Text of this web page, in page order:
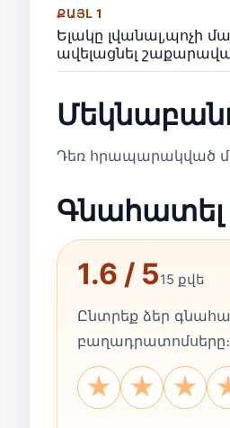
ՔԱՅԼ 1
Ելակը լվանալ,պոչի
ավելացնել
Դեռ հրապարակված
1.6 / 515 քվե
Ընտրեք ձեր
բաղադրատոմսերը։
★
★
★